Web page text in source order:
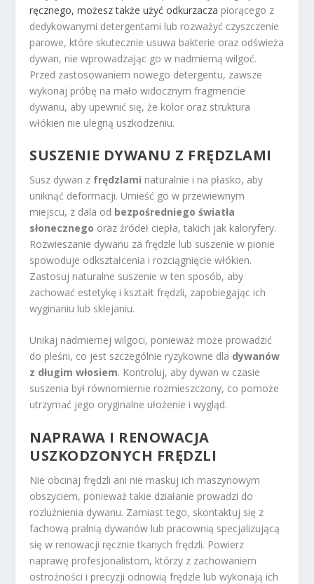
ręcznego, możesz także użyć odkurzacza piorącego z
dedykowanymi detergentami lub rozważyć czyszczenie
parowe, które skutecznie usuwa bakterie oraz odświeża
dywan, nie wprowadzając go w nadmierną wilgoć.
Przed zastosowaniem nowego detergentu, zawsze
wykonaj próbę na mało widocznym fragmencie
dywanu, aby upewnić się, że kolor oraz struktura
włókien nie ulegną uszkodzeniu.
SUSZENIE DYWANU Z FRĘDZLAMI
Susz dywan z frędzlami naturalnie i na płasko, aby
uniknąć deformacji. Umieść go w przewiewnym
miejscu, z dala od bezpośredniego światła
słonecznego oraz źródeł ciepła, takich jak kaloryfery.
Rozwieszanie dywanu za frędzle lub suszenie w pionie
spowoduje odkształcenia i rozciągnięcie włókien.
Zastosuj naturalne suszenie w ten sposób, aby
zachować estetykę i kształt frędzli, zapobiegając ich
wyginaniu lub sklejaniu.
Unikaj nadmiernej wilgoci, ponieważ może prowadzić
do pleśni, co jest szczególnie ryzykowne dla dywanów
z długim włosiem. Kontroluj, aby dywan w czasie
suszenia był równomiernie rozmieszczony, co pomoże
utrzymać jego oryginalne ułożenie i wygląd.
NAPRAWA I RENOWACJA
USZKODZONYCH FRĘDZLI
Nie obcinaj frędzli ani nie maskuj ich maszynowym
obszyciem, ponieważ takie działanie prowadzi do
rozluźnienia dywanu. Zamiast tego, skontaktuj się z
fachową pralnią dywanów lub pracownią specjalizującą
się w renowacji ręcznie tkanych frędzli. Powierz
naprawę profesjonalistom, którzy z zachowaniem
ostrożności i precyzji odnowią frędzle lub wykonają ich